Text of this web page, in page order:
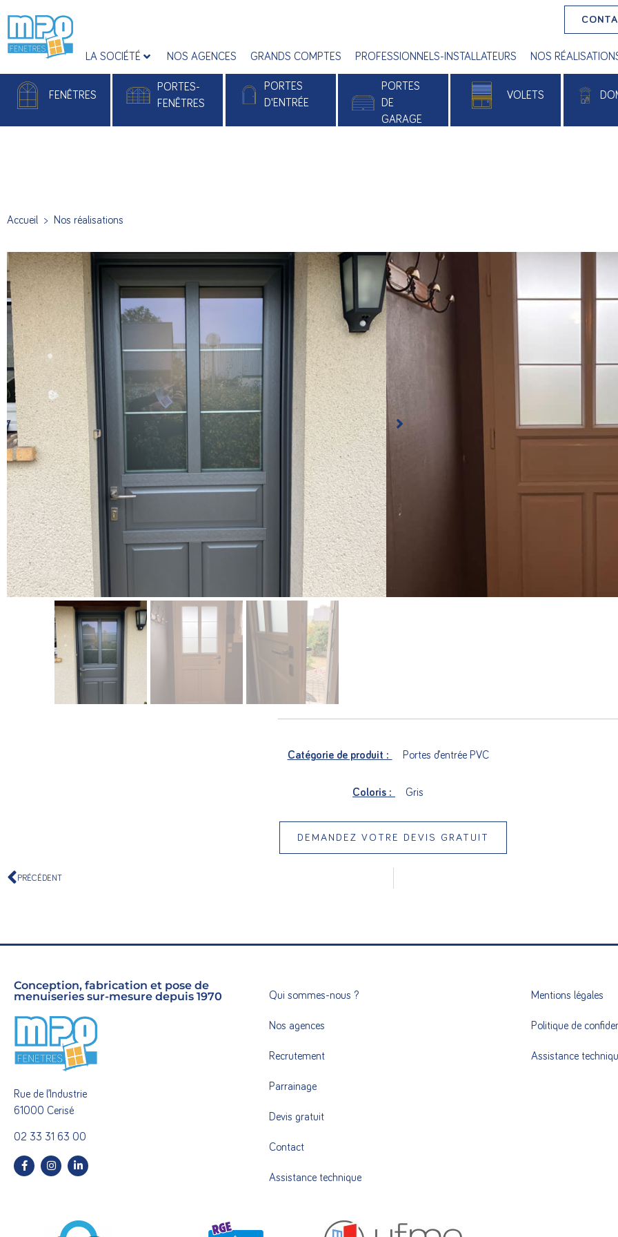
LA SOCIÉTÉ NOS AGENCES GRANDS COMPTES PROFESSIONNELS-INSTALLATEURS NOS
FENÊTRES
PORTES-
FENÊTRES
PORTES
D'ENTRÉE
Monobloc Plaxé
PORTES
DE
GARAGE
VOLETS
Accueil > Nos réalisations
Conception, fabrication et pose d’une porte
composée en partie basse d’un panneau plein,
haute, un triple vitrage dépoli avec croisillons
Catégorie de produit : Portes d’entrée PVC
Coloris : Gris
DEMANDEZ VOTRE DEVIS GRATUIT
PRÉCÉDENT
Conception, fabrication et pose de
menuiseries sur-mesure depuis 1970
Rue de l’Industrie
61000 Cerisé
02 33 31 63 00
Qui sommes-nous ?
Nos agences
Recrutement
Parrainage
Devis gratuit
Contact
Assistance technique
Mentions légales
Politique de
Assistance